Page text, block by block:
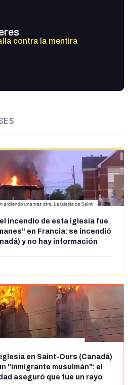
contra la mentira
incendio de esta iglesia fue
en Francia: se incendió
y no hay información
en Saint-Ours (Canadá)
"inmigrante musulmán": el
aseguró que fue un rayo